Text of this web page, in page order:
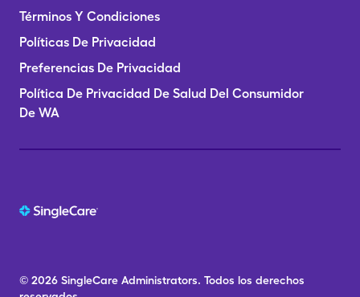
Términos Y Condiciones
Políticas De Privacidad
Preferencias De Privacidad
Política De Privacidad De Salud Del Consumidor
De WA
© 2026 SingleCare Administrators. Todos los derechos